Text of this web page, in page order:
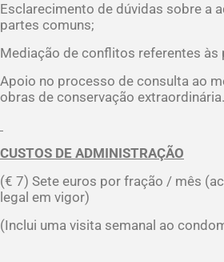
Esclarecimento de dúvidas sobre a
partes comuns;
Mediação de conflitos referentes às
Apoio no processo de consulta ao
obras de conservação extraordinária.
CUSTOS DE ADMINISTRAÇÃO
(€ 7) Sete euros por fração / mês
legal em vigor)
(Inclui uma visita semanal ao